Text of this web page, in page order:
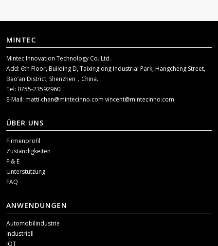
MINTEC
Mintec Innovation Technology Co. Ltd.
Add: 6th Floor, Building D, Taixinglong Industrial Park, Hangcheng Street,
Bao’an District, Shenzhen，China.
Tel: 0755-23592960
E-Mail:matti.chan@mintecinno.comvincent@mintecinno.com
ÜBER UNS
Firmenprofil
Zuständigkeiten
F & E
Unterstützung
FAQ
ANWENDUNGEN
Automobilindustrie
Industriell
IOT